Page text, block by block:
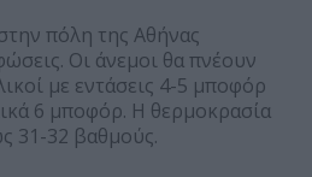
πόλη της Αθήνας
Οι άνεμοι θα πνέουν
με εντάσεις 4-5 μποφόρ
6 μποφόρ. Η θερμοκρασία
31-32 βαθμούς.